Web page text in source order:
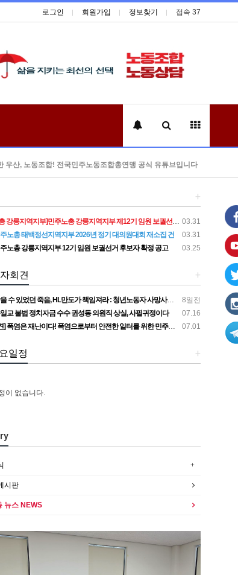
로그인 회원가입 정보찾기 접속 37
우산, 노동조합! 전국민주노동조합총연맹 공식 유튜브입니다
+
03.31
강릉지역지부]민주노총 강릉지역지부 제12기 임원 보궐선거결과 공고
03.31
노총 태백정선지역지부 2026년 정기 대의원대회 재소집 건
03.25
노총 강릉지역지부 12기 임원 보궐선거 후보자 확정 공고
+
회견
8일전
었던 죽음, HL만도가 책임져라 : 청년노동자 사망사고의 철저한 진상규명과 재발방지 대책 마련하라
07.16
교 불법 정치자금 수수 권성동 의원직 상실, 사필귀정이다
07.01
은 재난이다! 폭염으로부터 안전한 일터를 위한 민주노총 강원지역본부 폭염감시단 선포 기자회견
+
일정
이 없습니다.
시판
뉴스 NEWS